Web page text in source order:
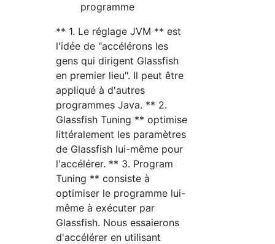
programme
** 1. Le réglage JVM ** est
l'idée de "accélérons les
gens qui dirigent Glassfish
en premier lieu". Il peut être
appliqué à d'autres
programmes Java. ** 2.
Glassfish Tuning ** optimise
littéralement les paramètres
de Glassfish lui-même pour
l'accélérer. ** 3. Program
Tuning ** consiste à
optimiser le programme lui-
même à exécuter par
Glassfish. Nous essaierons
d'accélérer en utilisant